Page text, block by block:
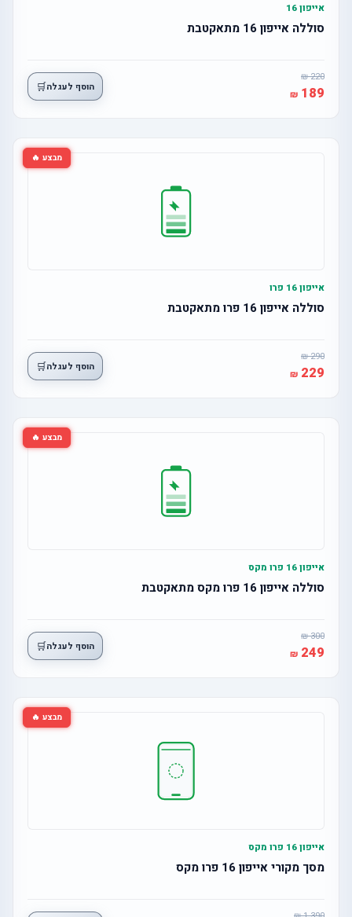
אייפון 16
סוללה אייפון 16 מתאקטבת
220
189 הוסף לעגלה🛒
מבצע 🔥
אייפון 16 פרו
סוללה אייפון 16 פרו מתאקטבת
290
229 הוסף לעגלה🛒
מבצע 🔥
אייפון 16 פרו מקס
סוללה אייפון 16 פרו מקס מתאקטבת
300
249 הוסף לעגלה🛒
מבצע 🔥
אייפון 16 פרו מקס
מסך מקורי אייפון 16 פרו מקס